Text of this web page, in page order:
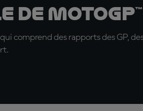
MotoGP™
comprend des rapports des GP,